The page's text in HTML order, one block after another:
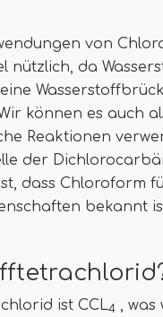
von
nützlich, da
können es auch
Reaktionen
der
dass Chloroform
bekannt
ist CCL4 , was